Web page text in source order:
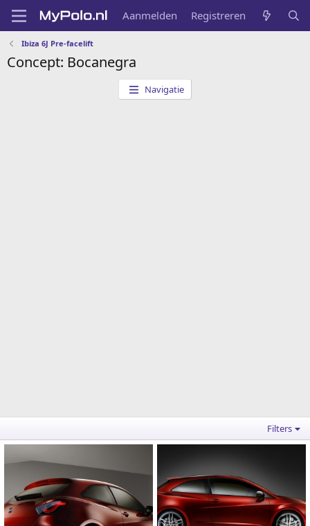
Aanmelden Registreren
Ibiza 6J Pre-facelift
Concept: Bocanegra
Navigatie
Filters